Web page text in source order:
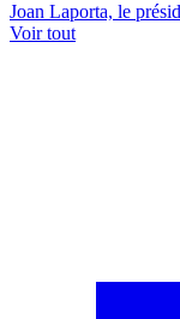
Joan Laporta, le
Voir tout